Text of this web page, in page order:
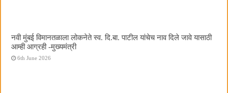
नवी मुंबई विमानतळाला लोकनेते स्व. दि.बा. पाटील यांचेच नाव दिले जावे यासाठी
आम्ही आग्रही -मुख्यमंत्री
6th June 2026